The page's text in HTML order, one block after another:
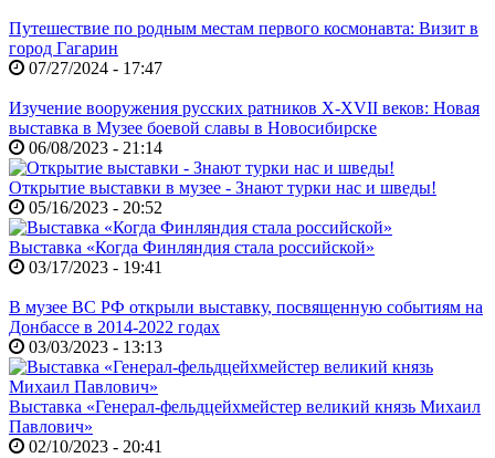
Путешествие по родным местам первого космонавта: Визит в
город Гагарин
07/27/2024 - 17:47
Изучение вооружения русских ратников X-XVII веков: Новая
выставка в Музее боевой славы в Новосибирске
06/08/2023 - 21:14
Открытие выставки в музее - Знают турки нас и шведы!
05/16/2023 - 20:52
Выставка «Когда Финляндия стала российской»
03/17/2023 - 19:41
В музее ВС РФ открыли выставку, посвященную событиям на
Донбассе в 2014-2022 годах
03/03/2023 - 13:13
Выставка «Генерал-фельдцейхмейстер великий князь Михаил
Павлович»
02/10/2023 - 20:41